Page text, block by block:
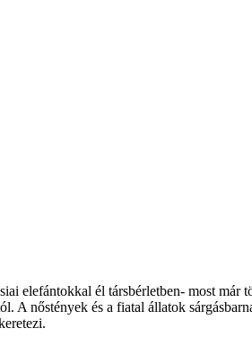
elefántokkal él társbérletben- most már
nőstények és a fiatal állatok